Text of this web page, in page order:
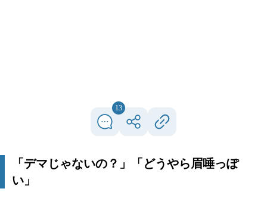
13
「デマじゃないの？」「どうやら眉唾っぽ
い」